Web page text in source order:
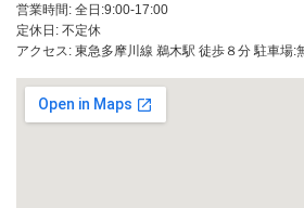
営業時間: 全日:9:00-17:00
定休日: 不定休
アクセス: 東急多摩川線 鵜木駅 徒歩８分 駐車場: